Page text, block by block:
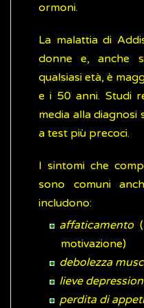
ormoni.
La malattia di
donne e, anche
qualsiasi età, è
e i 50 anni. Studi
media alla diagnosi
a test più precoci.
I sintomi che
sono comuni
includono:
affaticamento
motivazione)
debolezza
lieve
perdita di